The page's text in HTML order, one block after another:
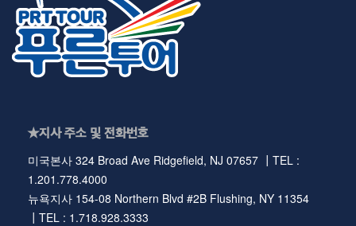
★지사 주소 및 전화번호
미국본사 324 Broad Ave Ridgefield, NJ 07657 ┃TEL :
1.201.778.4000
뉴욕지사 154-08 Northern Blvd #2B Flushing, NY 11354
┃TEL : 1.718.928.3333